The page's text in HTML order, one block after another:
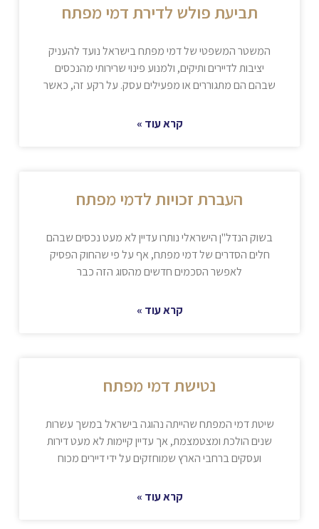
תביעת פולש לדירת דמי מפתח
המשטר המשפטי של דמי מפתח בישראל נועד להעניק
יציבות לדיירים ותיקים, ולמנוע פינוי שרירותי מהנכסים
שבהם הם מתגוררים או מפעילים עסק. על רקע זה, כאשר
קרא עוד »
העברת זכויות לדמי מפתח
בשוק הנדל"ן הישראלי נותרו עדיין לא מעט נכסים שבהם
חלים הסדרים של דמי מפתח, אף על פי שהחוק הפסיק
לאפשר הסכמים חדשים מהסוג הזה כבר
קרא עוד »
נטישת דמי מפתח
שיטת דמי המפתח שהייתה נהוגה בישראל במשך עשרות
שנים הולכת ומצטמצמת, אך עדיין קיימות לא מעט דירות
ועסקים ברחבי הארץ שמוחזקים על ידי דיירים מכוח
קרא עוד »